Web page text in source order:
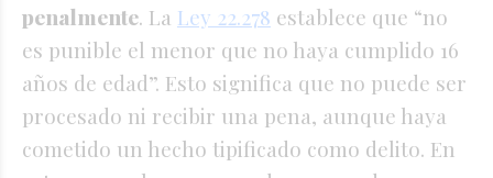
penalmente. La Ley 22.278 establece que “no
es punible el menor que no haya cumplido 16
años de edad”. Esto significa que no puede ser
procesado ni recibir una pena, aunque haya
cometido un hecho tipificado como delito. En